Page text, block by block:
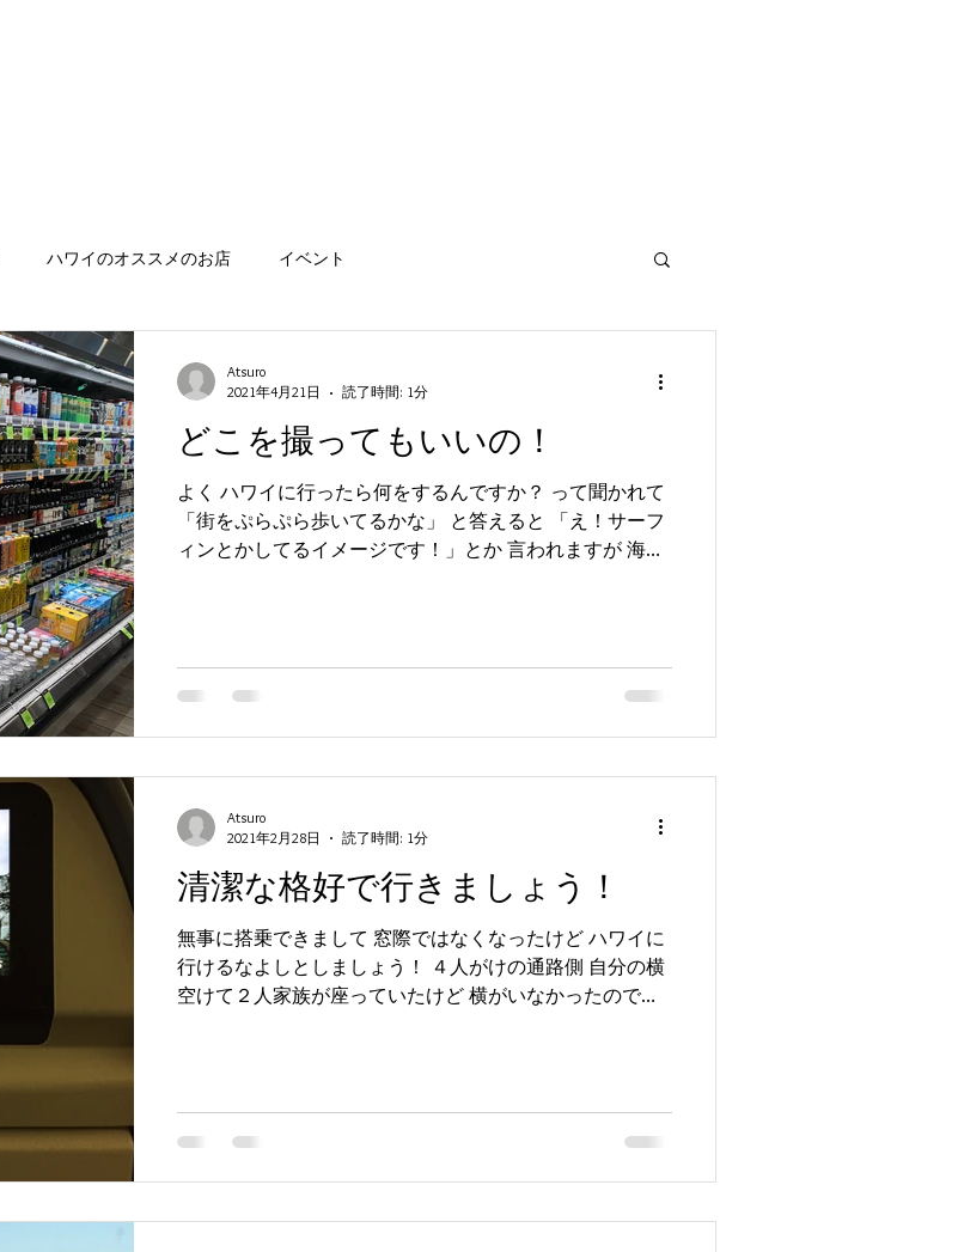
ハワイのオススメのお店 イベント
どこを撮ってもいいの！
よく ハワイに行ったら何をするんですか？ って聞かれて
「街をぷらぷら歩いてるかな」 と答えると 「え！サーフ
ィンとかしてるイメージです！」とか 言われますが 海入
Atsuro
2021年4月21日
読了時間: 1分
清潔な格好で行きましょう！
無事に搭乗できまして 窓際ではなくなったけど ハワイに
行けるなよしとしましょう！ ４人がけの通路側 自分の横
空けて２人家族が座っていたけど 横がいなかったので気
Atsuro
2021年2月28日
読了時間: 1分